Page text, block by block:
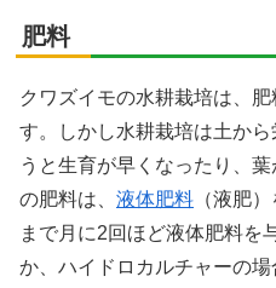
肥料
クワズイモの水耕栽培は、
す。しかし水耕栽培は土か
うと生育が早くなったり、
の肥料は、 液体肥料 （液肥
まで月に2回ほど液体肥料を
か、ハイドロカルチャーの